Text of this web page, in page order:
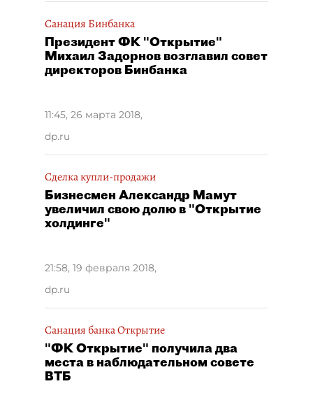
Санация Бинбанка
Президент ФК "Открытие"
Михаил Задорнов возглавил совет
директоров Бинбанка
11:45, 26 марта 2018,
dp.ru
Сделка купли-продажи
Бизнесмен Александр Мамут
увеличил свою долю в "Открытие
холдинге"
21:58, 19 февраля 2018,
dp.ru
Санация банка Открытие
"ФК Открытие" получила два
места в наблюдательном совете
ВТБ